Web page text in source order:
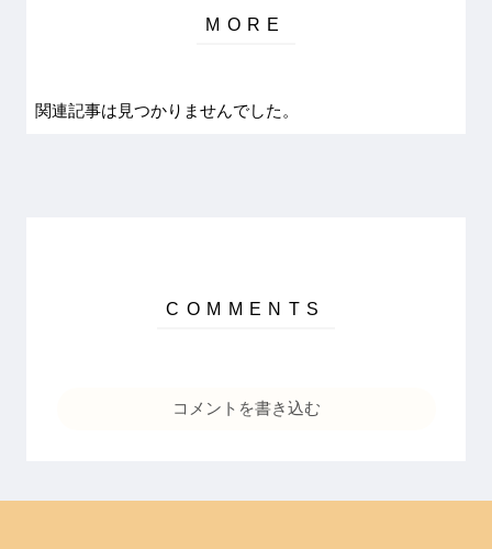
関連記事は見つかりませんでした。
コメントを書き込む